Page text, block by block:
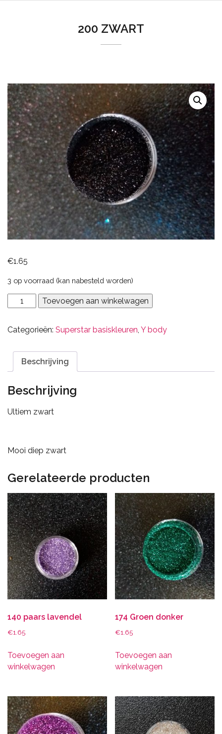
200 ZWART
€1.65
3 op voorraad (kan nabesteld worden)
200
zwart
Toevoegen aan winkelwagen
Categorieën: Superstar basiskleuren Y body
Beschrijving
Beschrijving
Ultiem zwart
Mooi diep zwart
Gerelateerde producten
140 paars lavendel
€1.65
Toevoegen aan
winkelwagen
174 Groen donker
€1.65
Toevoegen aan
winkelwagen